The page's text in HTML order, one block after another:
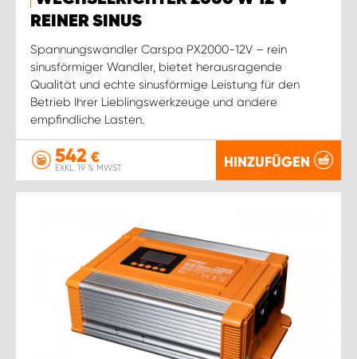
REINER SINUS
Spannungswandler Carspa PX2000-12V – rein
sinusförmiger Wandler, bietet herausragende
Qualität und echte sinusförmige Leistung für den
Betrieb Ihrer Lieblingswerkzeuge und andere
empfindliche Lasten.
542 €
EXKL. 19 % MWST. HINZUFÜGEN
WORK SYSTEM STUTTGART